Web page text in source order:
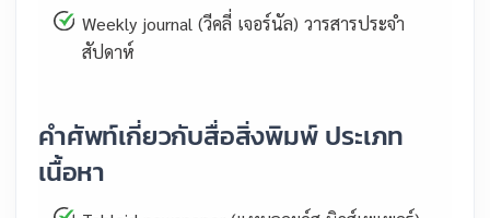
Weekly journal (วีคลี่ เจอร์นัล) วารสารประจำ
สัปดาห์
คำศัพท์เกี่ยวกับสื่อสิ่งพิมพ์ ประเภท
เนื้อหา